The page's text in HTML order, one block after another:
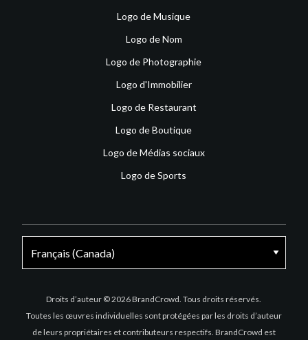
Logo de Musique
Logo de Nom
Logo de Photographie
Logo d'Immobilier
Logo de Restaurant
Logo de Boutique
Logo de Médias sociaux
Logo de Sports
Droits d’auteur © 2026 BrandCrowd. Tous droits réservés.
Toutes les œuvres individuelles sont protégées par les droits d’auteur
de leurs propriétaires et contributeurs respectifs. BrandCrowd est